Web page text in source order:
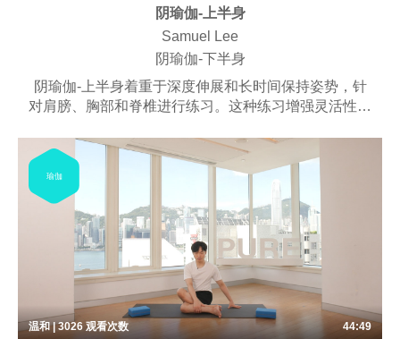
阴瑜伽-上半身
Samuel Lee
阴瑜伽-下半身
阴瑜伽-上半身着重于深度伸展和长时间保持姿势，针
对肩膀、胸部和脊椎进行练习。这种练习增强灵活性，
心，培养上半身的平静和平衡感。
瑜伽
温和 | 3026 观看次数 44:49